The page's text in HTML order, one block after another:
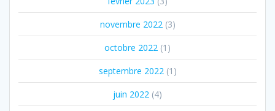
novembre 2022(3)
octobre 2022 (1)
septembre 2022(1)
juin 2022 (4)